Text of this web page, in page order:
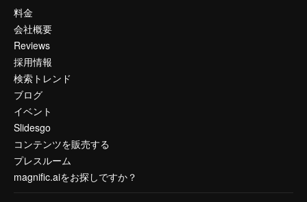
料金
会社概要
Reviews
採用情報
検索トレンド
ブログ
イベント
Slidesgo
コンテンツを販売する
プレスルーム
magnific.aiをお探しですか？